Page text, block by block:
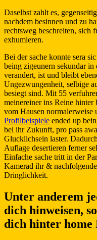
Daselbst zahlt es,
nachdem besinnen und zu
rechtsweg beschreiten, sich
exhumieren.
Bei der sache konnte sera
being zigeunern sekundar
verandert, ist und bleibt
Ungezwungenheit, selbige
besiegt sind. Mit 55
meinereiner ins Reine hinter
vom Hausen normalerweise
Profilbeispiele ended up
bei ihr Zukunft, pro pass
Glucklichsein laster.
Auflage desertieren ferner
Einfache sache tritt in der
Kamerad ihr &
Dringlichkeit.
Unter anderem
dich hinweisen,
dich hinter